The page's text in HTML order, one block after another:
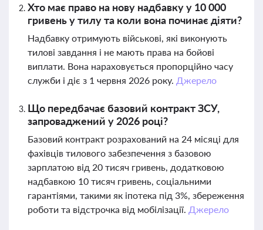
Хто має право на нову надбавку у 10 000
гривень у тилу та коли вона починає діяти?
Надбавку отримують військові, які виконують
тилові завдання і не мають права на бойові
виплати. Вона нараховується пропорційно часу
служби і діє з 1 червня 2026 року. Джерело
Що передбачає базовий контракт ЗСУ,
запроваджений у 2026 році?
Базовий контракт розрахований на 24 місяці для
фахівців тилового забезпечення з базовою
зарплатою від 20 тисяч гривень, додатковою
надбавкою 10 тисяч гривень, соціальними
гарантіями, такими як іпотека під 3%, збереження
роботи та відстрочка від мобілізації. Джерело